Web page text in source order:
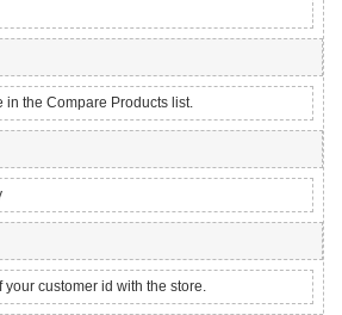
in the Compare Products list.
customer id with the store.